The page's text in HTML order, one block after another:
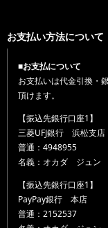
お支払い方法について
■お支払について
お支払いは代金引換・
頂けます。
【振込先銀行口座1】
三菱UFJ銀行 浜松支店
普通：4948955
名義：オカダ ジュン
【振込先銀行口座1】
PayPay銀行 本店
普通：2152537